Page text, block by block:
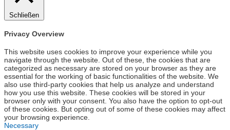
Schließen
Privacy Overview
This website uses cookies to improve your experience while you
navigate through the website. Out of these, the cookies that are
categorized as necessary are stored on your browser as they are
essential for the working of basic functionalities of the website. We
also use third-party cookies that help us analyze and understand
how you use this website. These cookies will be stored in your
browser only with your consent. You also have the option to opt-out
of these cookies. But opting out of some of these cookies may affect
your browsing experience.
Necessary